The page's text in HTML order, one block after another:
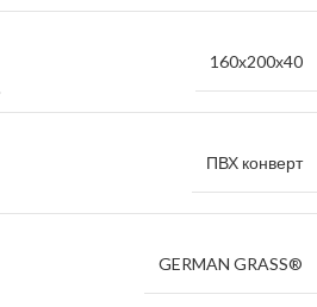
160х200х40
ПВХ конверт
GERMAN GRASS®